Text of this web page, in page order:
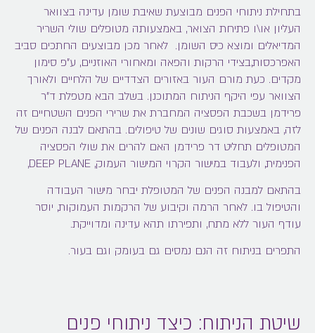
בתחילת ניתוחי הפנים מבוצעת שאיבת שומן עדינה בצוואר
העליון או\ו פתיחת הצואר, באמצעותה מטופלים שולי השריר
המדיאלים ומוצא כיס השומן. לאחר מכן מבוצעים החתכים סביב
האפרכסות,בצידי הרקות והפאה ומאחורי האוזניים, ע"פ סימון
מקדים. כעת מורם העור באזורים הצדדיים של הלחיים ולאורך
הצוואר עפי היקף הניתוח המתוכנן. בשלב הבא מטפלת ד"ר
פרידמן בשכבת הפסציה המחברת את שרירי הפנים השטחיים זה
לזה, באמצעות סוגים שונים של טיפולים. בהתאם לבנה הפנים של
המטופלים תחליט דר פרידמן האם להרים את שולי הפסציה
הפנימית, ולעבוד במישור הקרוי המישור העמוק, DEEP PLANE,
בהתאם למבנה הפנים של המטופלת יבחר מישור העבודה
והטיפול בו. לאחר הרמה וקיבוע של הרקמות העמוקות, יוסר
עודף העור ללא מתח, ותפירתו תהא עדינה ומדוייקת.
התפרים בניתוח זה הנם נמסים גם בעומק וגם בעור.
שיטת הניתוח: כיצד ניתוחי פנים